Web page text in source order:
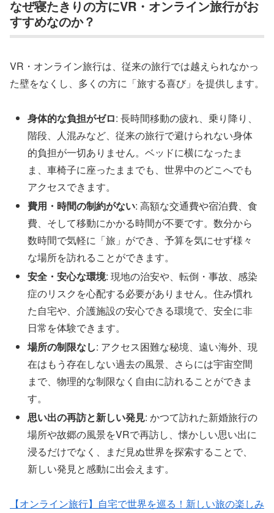
なぜ寝たきりの方にVR・オンライン旅行がお
すすめなのか？
VR・オンライン旅行は、従来の旅行では越えられなかっ
た壁をなくし、多くの方に「旅する喜び」を提供します。
身体的な負担がゼロ: 長時間移動の疲れ、乗り降り、
階段、人混みなど、従来の旅行で避けられない身体
的負担が一切ありません。ベッドに横になったま
ま、車椅子に座ったままでも、世界中のどこへでも
アクセスできます。
費用・時間の制約がない: 高額な交通費や宿泊費、食
費、そして移動にかかる時間が不要です。数分から
数時間で気軽に「旅」ができ、予算を気にせず様々
な場所を訪れることができます。
安全・安心な環境: 現地の治安や、転倒・事故、感染
症のリスクを心配する必要がありません。住み慣れ
た自宅や、介護施設の安心できる環境で、安全に非
日常を体験できます。
場所の制限なし: アクセス困難な秘境、遠い海外、現
在はもう存在しない過去の風景、さらには宇宙空間
まで、物理的な制限なく自由に訪れることができま
す。
思い出の再訪と新しい発見: かつて訪れた新婚旅行の
場所や故郷の風景をVRで再訪し、懐かしい思い出に
浸るだけでなく、まだ見ぬ世界を探索することで、
新しい発見と感動に出会えます。
【オンライン旅行】自宅で世界を巡る！新しい旅の楽しみ